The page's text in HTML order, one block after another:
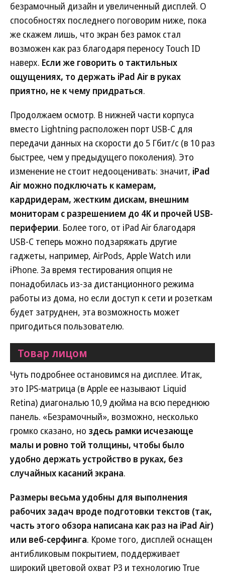
безрамочный дизайн и увеличенный дисплей. О
способностях последнего поговорим ниже, пока
же скажем лишь, что экран без рамок стал
возможен как раз благодаря переносу Touch ID
наверх. Если же говорить о тактильных
ощущениях, то держать iPad Air в руках
приятно, не к чему придраться.
Продолжаем осмотр. В нижней части корпуса
вместо Lightning расположен порт USB-C для
передачи данных на скорости до 5 Гбит/с (в 10 раз
быстрее, чем у предыдущего поколения). Это
изменение не стоит недооценивать: значит, iPad
Air можно подключать к камерам,
кардридерам, жестким дискам, внешним
мониторам с разрешением до 4K и прочей USB-
периферии. Более того, от iPad Air благодаря
USB-С теперь можно подзаряжать другие
гаджеты, например, AirPods, Apple Watch или
iPhone. За время тестирования опция не
понадобилась из-за дистанционного режима
работы из дома, но если доступ к сети и розеткам
будет затруднен, эта возможность может
пригодиться пользователю.
Товар лицом
Чуть подробнее остановимся на дисплее. Итак,
это IPS-матрица (в Apple ее называют Liquid
Retina) диагональю 10,9 дюйма на всю переднюю
панель. «Безрамочный», возможно, несколько
громко сказано, но здесь рамки исчезающе
малы и ровно той толщины, чтобы было
удобно держать устройство в руках, без
случайных касаний экрана.
Размеры весьма удобны для выполнения
рабочих задач вроде подготовки текстов (так,
часть этого обзора написана как раз на iPad Air)
или веб-серфинга. Кроме того, дисплей оснащен
антибликовым покрытием, поддерживает
широкий цветовой охват P3 и технологию True